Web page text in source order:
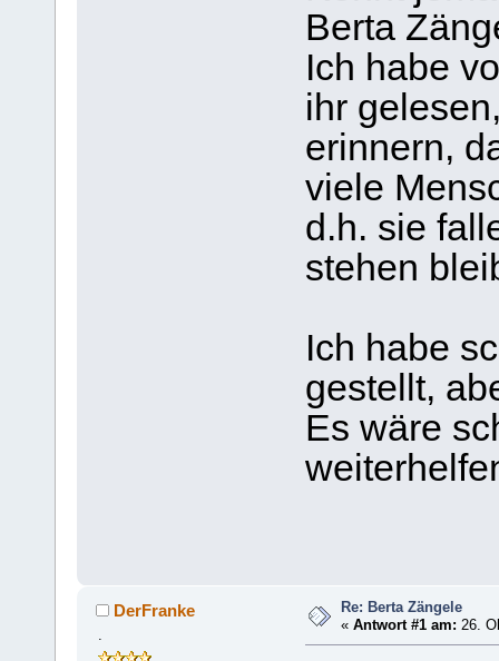
Berta
Ich habe
ihr
erinnern,
viele
d.h. sie
stehen
Ich habe
gestellt,
Es wäre
DerFranke
Re: Berta Zängele
«Antwort #1 am: 26.